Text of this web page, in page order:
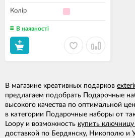
Колір
В наявності
В магазине креативных подарков
предлагаем подобрать Подарочные
высокого качества по оптимальной
в категории Подарочные наборы от
Loopy и возможность купить ключницу
доставкой по Бердянску, Никополю и